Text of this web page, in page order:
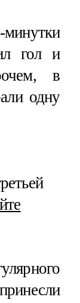
гол и
в
одну